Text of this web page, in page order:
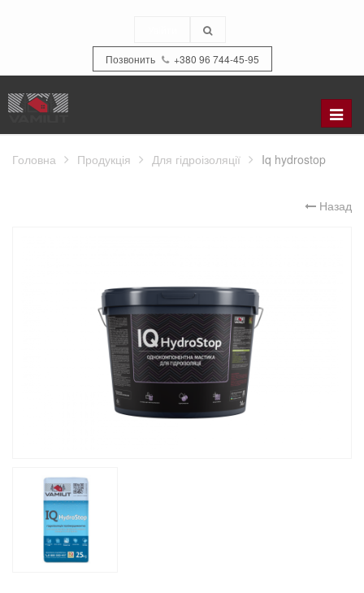
Позвонить +380 96 744-45-95
Refer
to
Головна Продукція Для гідроізоляції Iq hydrostop
Назад